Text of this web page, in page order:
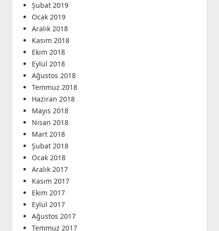
Şubat 2019
Ocak 2019
Aralık 2018
Kasım 2018
Ekim 2018
Eylül 2018
Ağustos 2018
Temmuz 2018
Haziran 2018
Mayıs 2018
Nisan 2018
Mart 2018
Şubat 2018
Ocak 2018
Aralık 2017
Kasım 2017
Ekim 2017
Eylül 2017
Ağustos 2017
Temmuz 2017